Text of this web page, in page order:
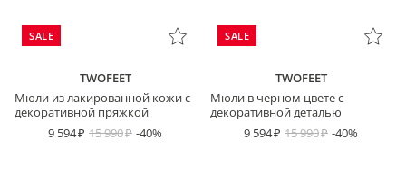
SALE
TWOFEET
Мюли из лакированной кожи с
декоративной пряжкой
9 594
15 990 -40%
SALE
TWOFEET
Мюли в черном цвете с
декоративной деталью
9 594
15 990 -40%